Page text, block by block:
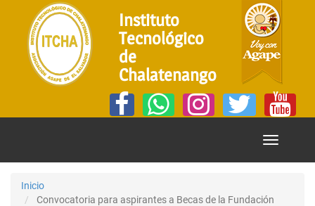
Instituto
Tecnológico
de
Chalatenango
Mostrar
Inicio
Convocatoria para aspirantes a Becas de la Fundación